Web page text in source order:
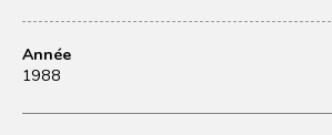
Année
1988